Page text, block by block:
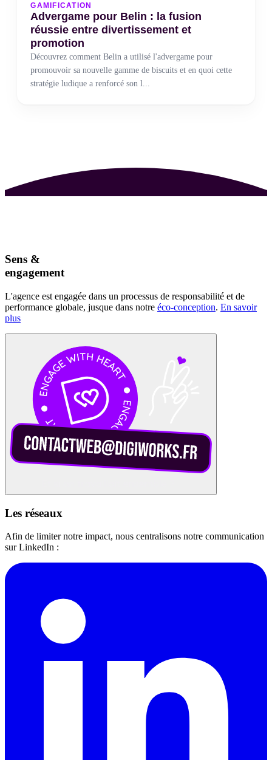
GAMIFICATION
Advergame pour Belin : la fusion
réussie entre divertissement et
promotion
Découvrez comment Belin a utilisé l'advergame pour
promouvoir sa nouvelle gamme de biscuits et en quoi cette
stratégie ludique a renforcé son l...
Sens &
engagement
L'agence est engagée dans un processus de responsabilité et de
performance globale, jusque dans notre éco-conception. En savoir
plus
Les réseaux
Afin de limiter notre impact, nous centralisons notre communication
sur LinkedIn :